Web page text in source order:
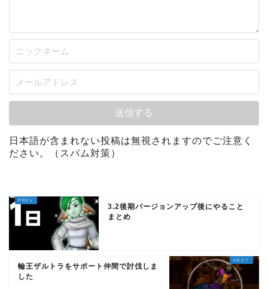
日本語が含まれない投稿は無視されますのでご注意く
ださい。（スパム対策）
3.2後期バージョンアップ後にやること
まとめ
輪王ザルトラをサポート仲間で討伐しま
した